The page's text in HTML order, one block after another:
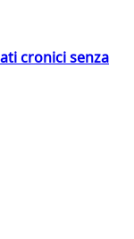
cronici senza